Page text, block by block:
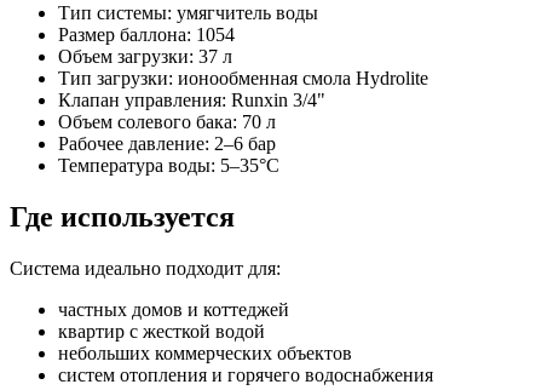
Тип системы: умягчитель воды
Размер баллона: 1054
Объем загрузки: 37 л
Тип загрузки: ионообменная смола Hydrolite
Клапан управления: Runxin 3/4"
Объем солевого бака: 70 л
Рабочее давление: 2–6 бар
Температура воды: 5–35°C
Где используется
Система идеально подходит для:
частных домов и коттеджей
квартир с жесткой водой
небольших коммерческих объектов
систем отопления и горячего водоснабжения